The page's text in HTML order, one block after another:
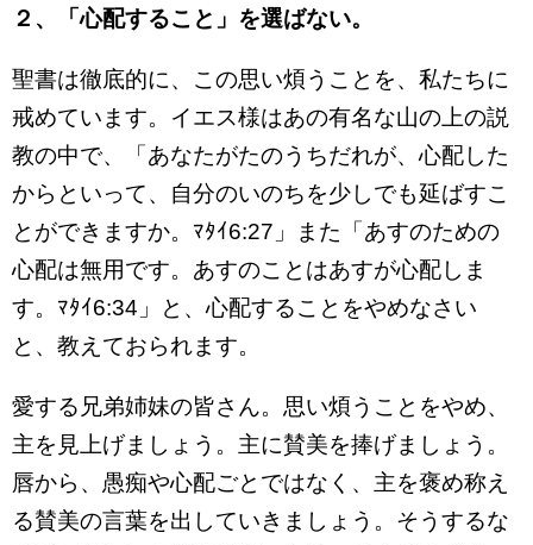
２ 、「心配すること」を選ばない。
聖書は徹底的に、この思い煩うことを、私たちに
戒めています。イエス様はあの有名な山の上の説
教の中で、「あなたがたのうちだれが、心配した
からといって、自分のいのちを少しでも延ばすこ
とができますか。ﾏﾀｲ6:27」また「あすのための
心配は無用です。あすのことはあすが心配しま
す。ﾏﾀｲ6:34」と、心配することをやめなさい
と、教えておられます。
愛する兄弟姉妹の皆さん。思い煩うことをやめ、
主を見上げましょう。主に賛美を捧げましょう。
唇から、愚痴や心配ごとではなく、主を褒め称え
る賛美の言葉を出していきましょう。そうするな